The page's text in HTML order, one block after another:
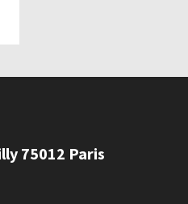
75012 Paris